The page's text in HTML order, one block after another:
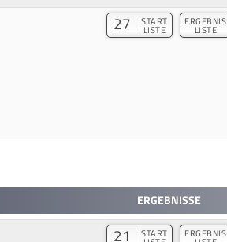
27 START
LISTE
ERGEBNIS
LISTE
ERGEBNISSE
21 START ERGEBNIS